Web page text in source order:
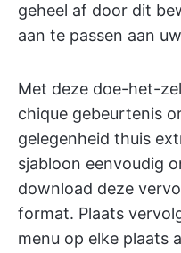
geheel af door dit
aan te passen aan
Met deze doe-het-
chique gebeurtenis
gelegenheid thuis
sjabloon eenvoudig
download deze
format. Plaats
menu op elke plaats